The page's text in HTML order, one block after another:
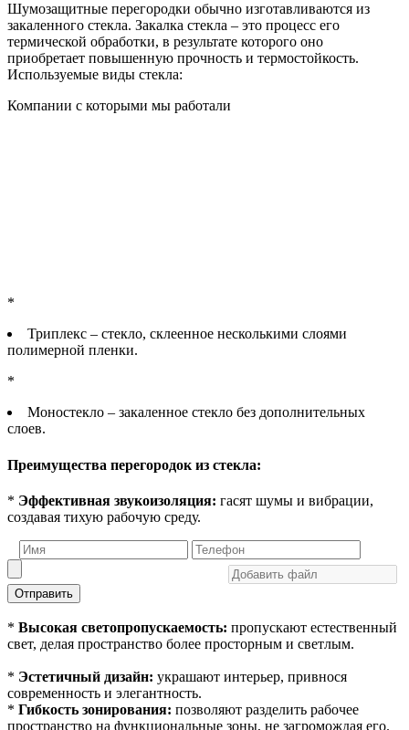
Шумозащитные перегородки обычно изготавливаются из
закаленного стекла. Закалка стекла – это процесс его
термической обработки, в результате которого оно
приобретает повышенную прочность и термостойкость.
Используемые виды стекла:
Компании с которыми мы работали
*
Триплекс – стекло, склеенное несколькими слоями
полимерной пленки.
*
Моностекло – закаленное стекло без дополнительных
слоев.
Преимущества перегородок из стекла:
* Эффективная звукоизоляция: гасят шумы и вибрации,
создавая тихую рабочую среду.
Отправить
* Высокая светопропускаемость: пропускают естественный
свет, делая пространство более просторным и светлым.
* Эстетичный дизайн: украшают интерьер, привнося
современность и элегантность.
* Гибкость зонирования: позволяют разделить рабочее
пространство на функциональные зоны, не загромождая его.